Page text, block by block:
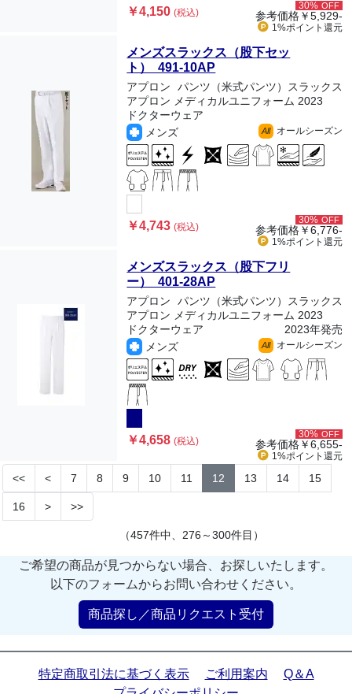
￥4,150(税込)
30% OFF
参考価格￥5,929-
1%ポイント 還元
メンズスラックス（股下セッ
ト） 491-10AP
アプロン
パンツ（米式パンツ）スラックス
アプロン メディカルユニフォーム 2023
ドクターウェア
メンズ
All オールシーズン
￥4,743(税込)
30% OFF
参考価格￥6,776-
1%ポイント 還元
メンズスラックス（股下フリ
ー） 401-28AP
アプロン
パンツ（米式パンツ）スラックス
アプロン メディカルユニフォーム 2023
ドクターウェア
2023年発売
メンズ
All オールシーズン
￥4,658(税込)
30% OFF
参考価格￥6,655-
1%ポイント 還元
<< < 7 8 9 10 11 12 13 14 15
16 > >>
（457件中、276～300件目）
ご希望の商品が見つからない場合、お探しいたします。
以下のフォームからお問い合わせください。
商品探し／商品リクエスト受付
特定商取引法に基づく表示 ご利用案内
Q＆A